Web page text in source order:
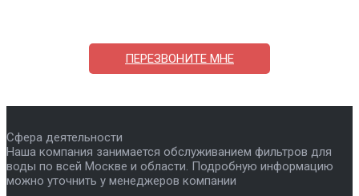
ПЕРЕЗВОНИТЕ МНЕ
Сфера деятельности
Наша компания занимается обслуживанием фильтров для
воды по всей Москве и области. Подробную информацию
можно уточнить у менеджеров компании